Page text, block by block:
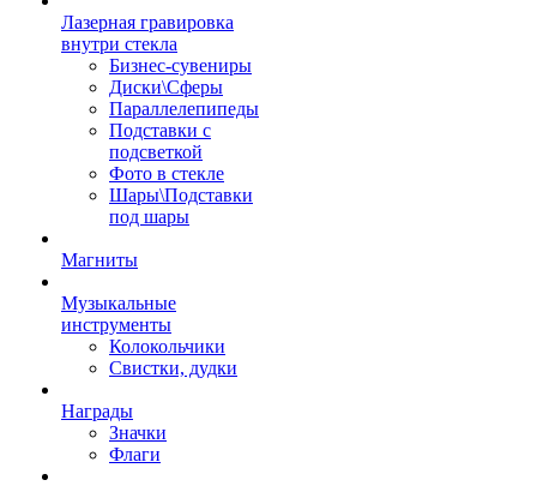
Лазерная гравировка
внутри стекла
Бизнес-сувениры
Диски\Сферы
Параллелепипеды
Подставки с
подсветкой
Фото в стекле
Шары\Подставки
под шары
Магниты
Музыкальные
инструменты
Колокольчики
Свистки, дудки
Награды
Значки
Флаги